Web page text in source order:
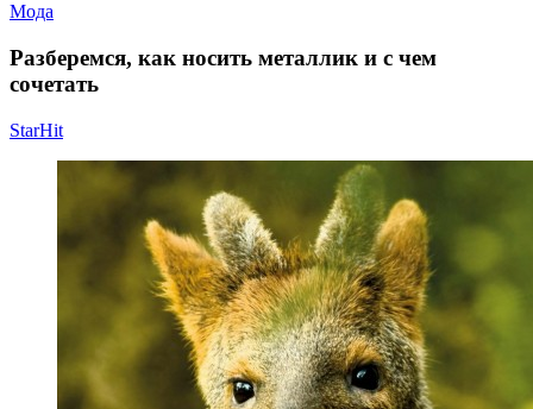
Мода
Разберемся, как носить металлик и с чем
сочетать
StarHit